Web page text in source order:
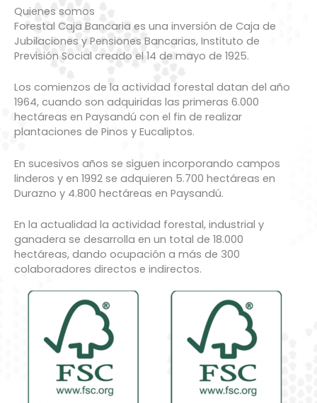
Quienes somos
Forestal Caja Bancaria es una inversión de Caja de
Jubilaciones y Pensiones Bancarias, Instituto de
Previsión Social creado el 14 de mayo de 1925.
Los comienzos de la actividad forestal datan del año
1964, cuando son adquiridas las primeras 6.000
hectáreas en Paysandú con el fin de realizar
plantaciones de Pinos y Eucaliptos.
En sucesivos años se siguen incorporando campos
linderos y en 1992 se adquieren 5.700 hectáreas en
Durazno y 4.800 hectáreas en Paysandú.
En la actualidad la actividad forestal, industrial y
ganadera se desarrolla en un total de 18.000
hectáreas, dando ocupación a más de 300
colaboradores directos e indirectos.